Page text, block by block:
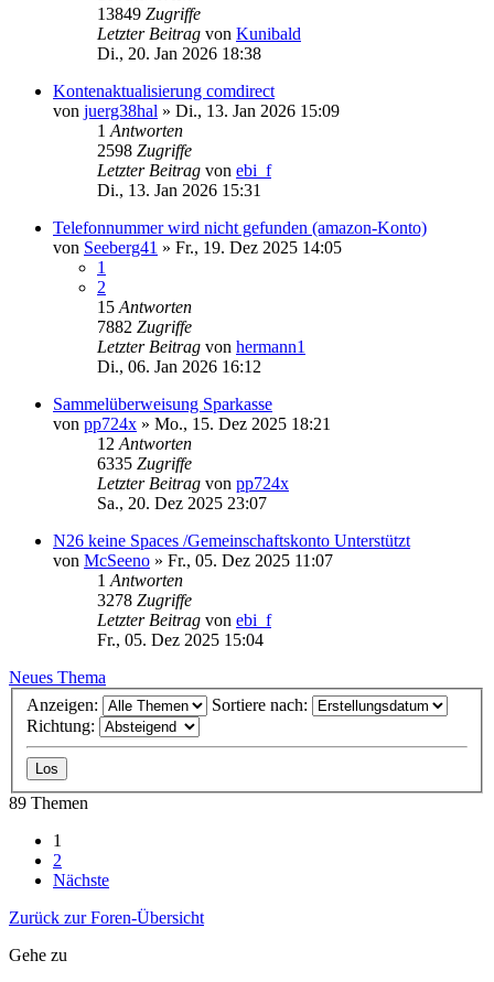
13849 Zugriffe
Letzter Beitrag von Kunibald
Di., 20. Jan 2026 18:38
Kontenaktualisierung comdirect
von juerg38hal » Di., 13. Jan 2026 15:09
1 Antworten
2598 Zugriffe
Letzter Beitrag von ebi_f
Di., 13. Jan 2026 15:31
Telefonnummer wird nicht gefunden (amazon-Konto)
von Seeberg41 » Fr., 19. Dez 2025 14:05
1
2
15 Antworten
7882 Zugriffe
Letzter Beitrag von hermann1
Di., 06. Jan 2026 16:12
Sammelüberweisung Sparkasse
von pp724x » Mo., 15. Dez 2025 18:21
12 Antworten
6335 Zugriffe
Letzter Beitrag von pp724x
Sa., 20. Dez 2025 23:07
N26 keine Spaces /Gemeinschaftskonto Unterstützt
von McSeeno » Fr., 05. Dez 2025 11:07
1 Antworten
3278 Zugriffe
Letzter Beitrag von ebi_f
Fr., 05. Dez 2025 15:04
Neues Thema
Anzeigen:
Sortiere nach:
Richtung:
89 Themen
1
2
Nächste
Zurück zur Foren-Übersicht
Gehe zu